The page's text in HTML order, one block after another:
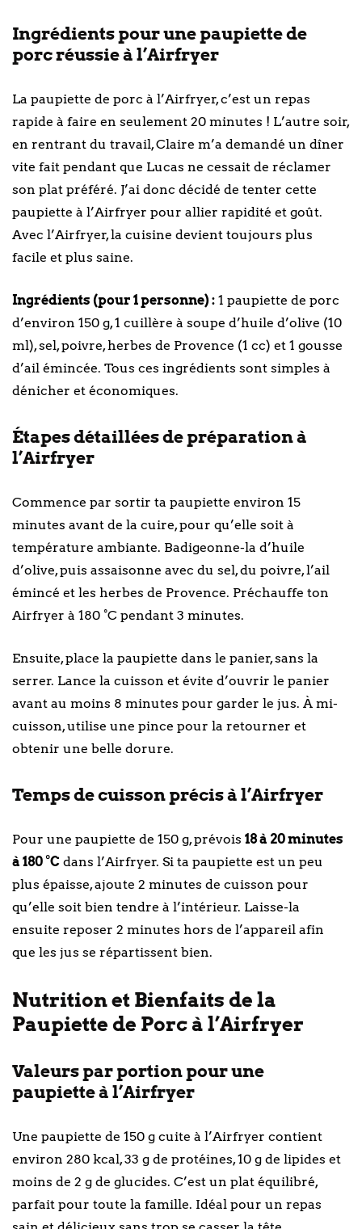
Ingrédients pour une paupiette de
porc réussie à l’Airfryer
La paupiette de porc à l’Airfryer, c’est un repas
rapide à faire en seulement 20 minutes ! L’autre soir,
en rentrant du travail, Claire m’a demandé un dîner
vite fait pendant que Lucas ne cessait de réclamer
son plat préféré. J’ai donc décidé de tenter cette
paupiette à l’Airfryer pour allier rapidité et goût.
Avec l’Airfryer, la cuisine devient toujours plus
facile et plus saine.
Ingrédients (pour 1 personne) : 1 paupiette de porc
d’environ 150 g, 1 cuillère à soupe d’huile d’olive (10
ml), sel, poivre, herbes de Provence (1 cc) et 1 gousse
d’ail émincée. Tous ces ingrédients sont simples à
dénicher et économiques.
Étapes détaillées de préparation à
l’Airfryer
Commence par sortir ta paupiette environ 15
minutes avant de la cuire, pour qu’elle soit à
température ambiante. Badigeonne-la d’huile
d’olive, puis assaisonne avec du sel, du poivre, l’ail
émincé et les herbes de Provence. Préchauffe ton
Airfryer à 180 °C pendant 3 minutes.
Ensuite, place la paupiette dans le panier, sans la
serrer. Lance la cuisson et évite d’ouvrir le panier
avant au moins 8 minutes pour garder le jus. À mi-
cuisson, utilise une pince pour la retourner et
obtenir une belle dorure.
Temps de cuisson précis à l’Airfryer
Pour une paupiette de 150 g, prévois 18 à 20 minutes
à 180 °C dans l’Airfryer. Si ta paupiette est un peu
plus épaisse, ajoute 2 minutes de cuisson pour
qu’elle soit bien tendre à l’intérieur. Laisse-la
ensuite reposer 2 minutes hors de l’appareil afin
que les jus se répartissent bien.
Nutrition et Bienfaits de la
Paupiette de Porc à l’Airfryer
Valeurs par portion pour une
paupiette à l’Airfryer
Une paupiette de 150 g cuite à l’Airfryer contient
environ 280 kcal, 33 g de protéines, 10 g de lipides et
moins de 2 g de glucides. C’est un plat équilibré,
parfait pour toute la famille. Idéal pour un repas